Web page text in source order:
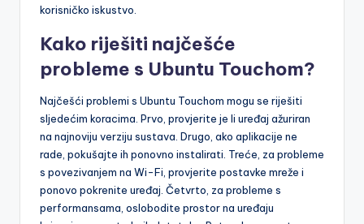
korisničko iskustvo.
Kako riješiti najčešće
probleme s Ubuntu Touchom?
Najčešći problemi s Ubuntu Touchom mogu se riješiti
sljedećim koracima. Prvo, provjerite je li uređaj ažuriran
na najnoviju verziju sustava. Drugo, ako aplikacije ne
rade, pokušajte ih ponovno instalirati. Treće, za probleme
s povezivanjem na Wi-Fi, provjerite postavke mreže i
ponovo pokrenite uređaj. Četvrto, za probleme s
performansama, oslobodite prostor na uređaju